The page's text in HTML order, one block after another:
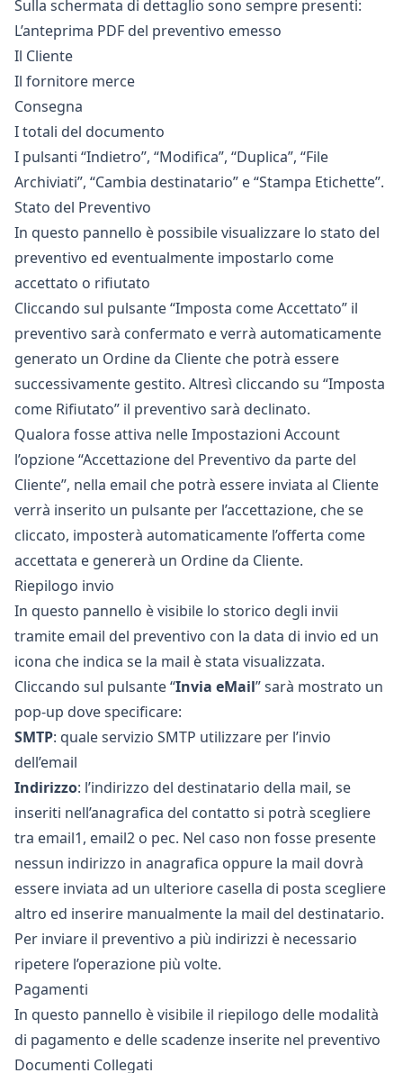
Sulla schermata di dettaglio sono sempre presenti:
L’anteprima PDF del preventivo emesso
Il Cliente
Il fornitore merce
Consegna
I totali del documento
I pulsanti “Indietro”, “Modifica”, “Duplica”, “File
Archiviati”, “Cambia destinatario” e “Stampa Etichette”.
Stato del Preventivo
In questo pannello è possibile visualizzare lo stato del
preventivo ed eventualmente impostarlo come
accettato o rifiutato
Cliccando sul pulsante “Imposta come Accettato” il
preventivo sarà confermato e verrà automaticamente
generato un Ordine da Cliente che potrà essere
successivamente gestito. Altresì cliccando su “Imposta
come Rifiutato” il preventivo sarà declinato.
Qualora fosse attiva nelleImpostazioni Account
l’opzione “Accettazione del Preventivo da parte del
Cliente”, nella email che potrà essere inviata al Cliente
verrà inserito un pulsante per l’accettazione, che se
cliccato, imposterà automaticamente l’offerta come
accettata e genererà un Ordine da Cliente.
Riepilogo invio
In questo pannello è visibile lo storico degli invii
tramite email del preventivo con la data di invio ed un
icona che indica se la mail è stata visualizzata.
Cliccando sul pulsante “Invia eMail” sarà mostrato un
pop-up dove specificare:
SMTP: quale servizio SMTP utilizzare per l’invio
dell’email
Indirizzo: l’indirizzo del destinatario della mail, se
inseriti nell’anagrafica del contatto si potrà scegliere
tra email1, email2 o pec. Nel caso non fosse presente
nessun indirizzo in anagrafica oppure la mail dovrà
essere inviata ad un ulteriore casella di posta scegliere
altro ed inserire manualmente la mail del destinatario.
Per inviare il preventivo a più indirizzi è necessario
ripetere l’operazione più volte.
Pagamenti
In questo pannello è visibile il riepilogo delle modalità
di pagamento e delle scadenze inserite nel preventivo
Documenti Collegati